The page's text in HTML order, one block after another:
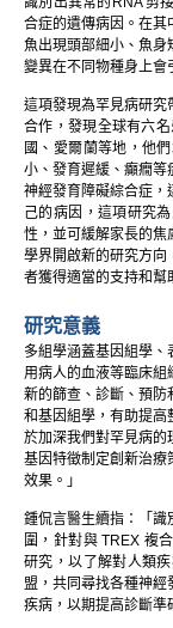
合症的遺傳病因。在其
魚出現頭部細小、魚身
變異在不同物種身上會
這項發現為罕見病研究
合作，發現全球有六
國、愛爾蘭等地，他
小、發育遲緩、癲癇等
神經發育障礙綜合症，
己的病因，這項研究
性，並可緩解家長的焦
學界開啟新的研究方向
者獲得適當的支持和幫
研究意義
多組學涵蓋基因組學、
用病人的血液等臨床
新的篩查、診斷、預防
和基因組學，有助提高
於加深我們對罕見病的
基因特徵制定創新治療
效果。」
鍾侃言醫生續指：「識
圍，針對與 TREX 複
研究，以了解對人類
盟，共同尋找各種神
疾病，以期提高診斷準